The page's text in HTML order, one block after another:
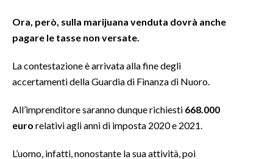
EVENTI
3 MINUTI CON
INSULARITÀ
Ora, però, sulla marijuana venduta dovrà anche
pagare le tasse non versate.
La contestazione è arrivata alla fine degli
accertamenti della Guardia di Finanza di Nuoro.
All’imprenditore saranno dunque richiesti 668.000
euro relativi agli anni di imposta 2020 e 2021.
L’uomo, infatti, nonostante la sua attività, poi